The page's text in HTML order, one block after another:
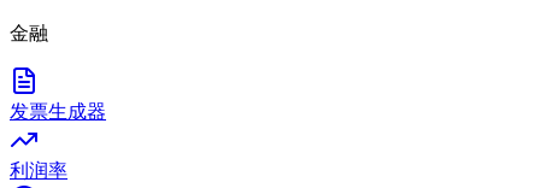
金融
发票生成器
利润率